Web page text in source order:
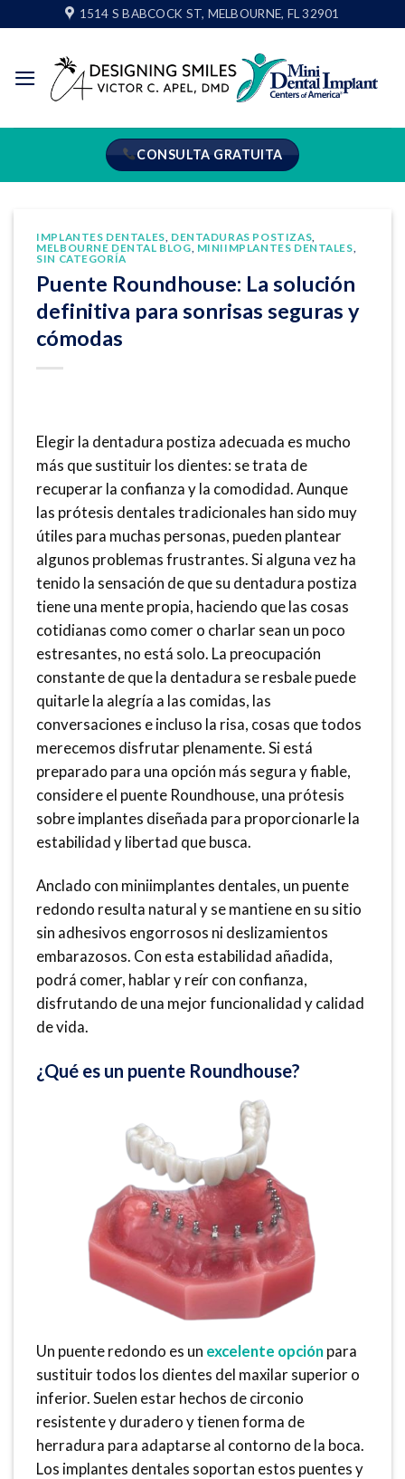
al
contenido
1514 S BABCOCK ST, MELBOURNE, FL 32901
CONSULTA GRATUITA
IMPLANTES DENTALES, DENTADURAS POSTIZAS,
MELBOURNE DENTAL BLOG, MINIIMPLANTES DENTALES,
SIN CATEGORÍA
Puente Roundhouse: La solución
definitiva para sonrisas seguras y
cómodas
Elegir la dentadura postiza adecuada es mucho
más que sustituir los dientes: se trata de
recuperar la confianza y la comodidad. Aunque
las prótesis dentales tradicionales han sido muy
útiles para muchas personas, pueden plantear
algunos problemas frustrantes. Si alguna vez ha
tenido la sensación de que su dentadura postiza
tiene una mente propia, haciendo que las cosas
cotidianas como comer o charlar sean un poco
estresantes, no está solo. La preocupación
constante de que la dentadura se resbale puede
quitarle la alegría a las comidas, las
conversaciones e incluso la risa, cosas que todos
merecemos disfrutar plenamente. Si está
preparado para una opción más segura y fiable,
considere el puente Roundhouse, una prótesis
sobre implantes diseñada para proporcionarle la
estabilidad y libertad que busca.
Anclado con miniimplantes dentales, un puente
redondo resulta natural y se mantiene en su sitio
sin adhesivos engorrosos ni deslizamientos
embarazosos. Con esta estabilidad añadida,
podrá comer, hablar y reír con confianza,
disfrutando de una mejor funcionalidad y calidad
de vida.
¿Qué es un puente Roundhouse?
Un puente redondo es un excelente opciónpara
sustituir todos los dientes del maxilar superior o
inferior. Suelen estar hechos de circonio
resistente y duradero y tienen forma de
herradura para adaptarse al contorno de la boca.
Los implantes dentales soportan estos puentes y